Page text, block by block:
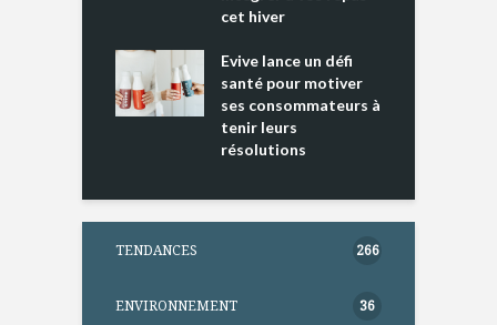
cet hiver
Evive lance un défi
santé pour motiver
ses consommateurs à
tenir leurs
résolutions
TENDANCES 266
ENVIRONNEMENT 36